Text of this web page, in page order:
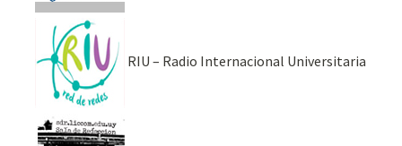
RIU – Radio Internacional Universitaria